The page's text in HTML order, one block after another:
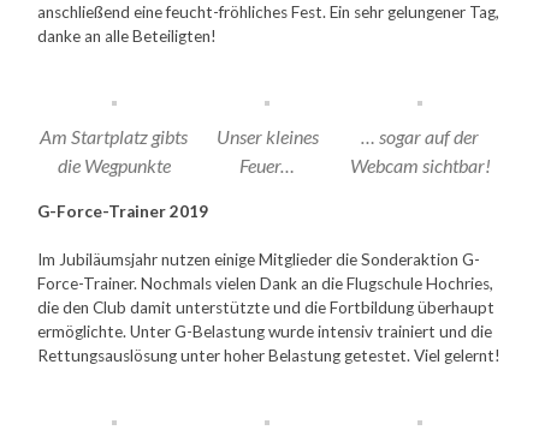
anschließend eine feucht-fröhliches Fest. Ein sehr gelungener Tag,
danke an alle Beteiligten!
Am Startplatz gibts
die Wegpunkte
Unser kleines
Feuer…
… sogar auf der
Webcam sichtbar!
G-Force-Trainer 2019
Im Jubiläumsjahr nutzen einige Mitglieder die Sonderaktion G-
Force-Trainer. Nochmals vielen Dank an die Flugschule Hochries,
die den Club damit unterstützte und die Fortbildung überhaupt
ermöglichte. Unter G-Belastung wurde intensiv trainiert und die
Rettungsauslösung unter hoher Belastung getestet. Viel gelernt!